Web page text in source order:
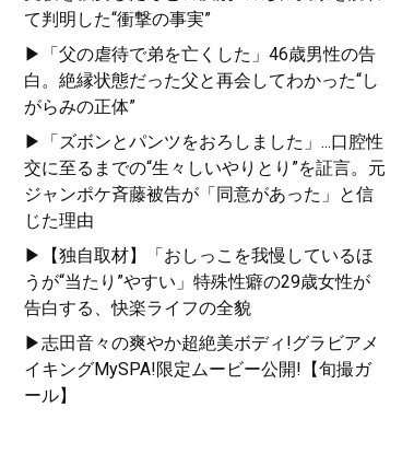
て判明した“衝撃の事実”
▶「父の虐待で弟を亡くした」46歳男性の告
白。絶縁状態だった父と再会してわかった“し
がらみの正体”
▶「ズボンとパンツをおろしました」...口腔性
交に至るまでの“生々しいやりとり”を証言。元
ジャンポケ斉藤被告が「同意があった」と信
じた理由
▶【独自取材】「おしっこを我慢しているほ
うが“当たり”やすい」特殊性癖の29歳女性が
告白する、快楽ライフの全貌
▶志田音々の爽やか超絶美ボディ!グラビアメ
イキングMySPA!限定ムービー公開!【旬撮ガ
ール】